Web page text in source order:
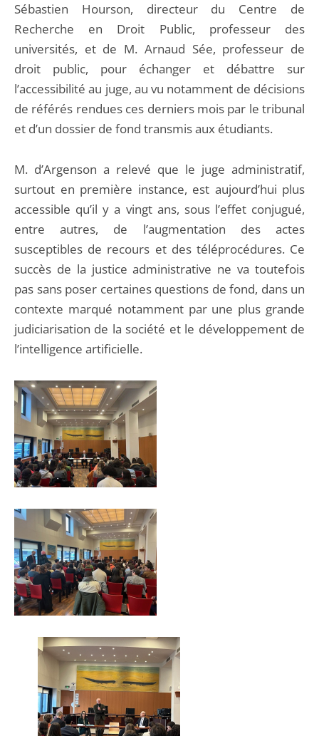
Sébastien Hourson, directeur du Centre de
Recherche en Droit Public, professeur des
universités, et de M. Arnaud Sée, professeur de
droit public, pour échanger et débattre sur
l’accessibilité au juge, au vu notamment de décisions
de référés rendues ces derniers mois par le tribunal
et d’un dossier de fond transmis aux étudiants.
M. d’Argenson a relevé que le juge administratif,
surtout en première instance, est aujourd’hui plus
accessible qu’il y a vingt ans, sous l’effet conjugué,
entre autres, de l’augmentation des actes
susceptibles de recours et des téléprocédures. Ce
succès de la justice administrative ne va toutefois
pas sans poser certaines questions de fond, dans un
contexte marqué notamment par une plus grande
judiciarisation de la société et le développement de
l’intelligence artificielle.